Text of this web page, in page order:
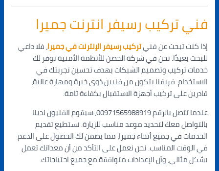
فني تركيب رسيفر انترنت جميرا
إذا كنت تبحث عن فنيتركيب رسيفر الإنترنت في جميرا، فلا داعي
للبحث بعيدًا. نحن في شركة الحصن للأنظمة الأمنية نوفر لك
خدمات تركيب وتصميم الشبكات بهدف تحسين تجربتك في
الاستخدام. فريقنا يتكون من فنيين ذوي خبرة ومهارة عالية،
قادرين على تركيب أجهزة الاستقبال بكفاءة تامة.
عندما تتصل بالرقم 00971565988919، سيقوم الفنيون لدينا
بالتواصل معك لتحديد موعد مناسب للزيارة. نستطيع تقديم
الخدمات في جميع أنحاء جميرا، مما يضمن لك الحصول على الدعم
في الوقت المناسب. نحن نعمل على التأكد من أن معداتك تعمل
بشكل مثالي، وأن الإعدادات متوافقة مع جميع احتياجاتك.